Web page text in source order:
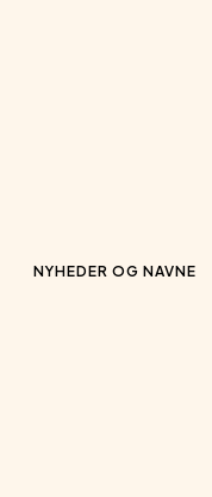
NYHEDER OG NAVNE